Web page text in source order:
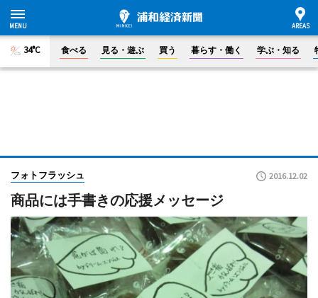
34°C 食べる 見る・遊ぶ 買う 暮らす・働く 学ぶ・知る
フォトフラッシュ 2016.12.02
商品には手書きの応援メッセージ